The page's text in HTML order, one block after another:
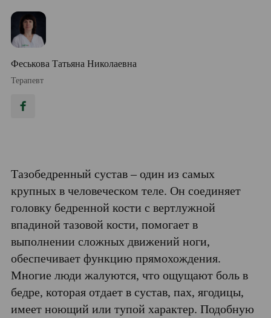
Феськова Татьяна Николаевна
Терапевт
Тазобедренный сустав – один из самых
крупных в человеческом теле. Он соединяет
головку бедренной кости с вертлужной
впадиной тазовой кости, помогает в
выполнении сложных движений ноги,
обеспечивает функцию прямохождения.
Многие люди жалуются, что ощущают боль в
бедре, которая отдает в сустав, пах, ягодицы,
имеет ноющий или тупой характер. Подобную